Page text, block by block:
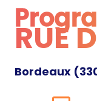
RUE
Bordeaux (